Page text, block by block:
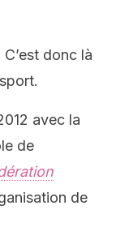
donc là
avec la
de
de